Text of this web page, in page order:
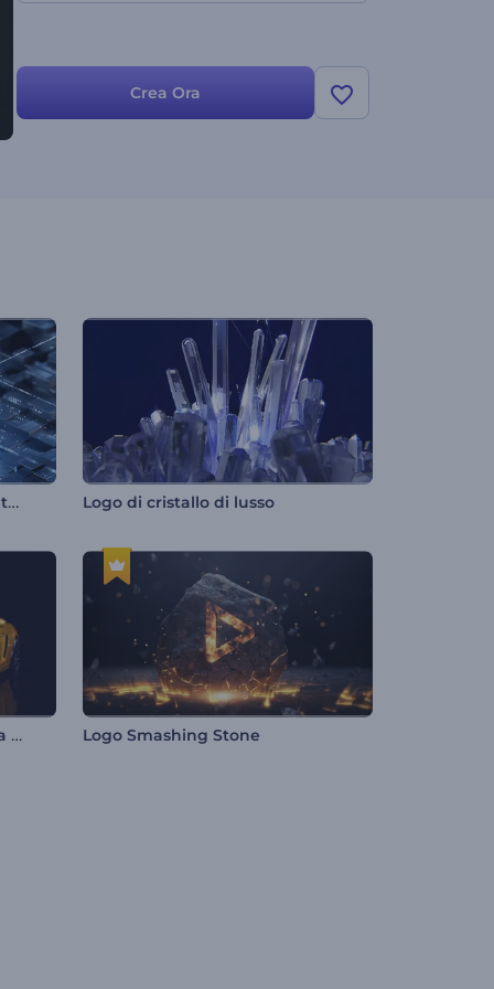
Crea Ora
Introduzione futuristica ad alta tecnologia Logo di cristallo di lusso
Introduzione cinematografica alla presentazione dell'auto Logo Smashing Stone